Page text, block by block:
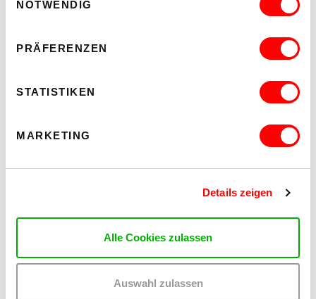
NOTWENDIG
PRÄFERENZEN
STATISTIKEN
MARKETING
Details zeigen
Alle Cookies zulassen
Auswahl zulassen
DIESE PERFORMANCES KÖNNTEN DIR
EBENFALLS GEFALLEN: